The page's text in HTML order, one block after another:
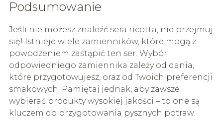
Podsumowanie
Jeśli nie możesz znaleźć sera ricotta, nie przejmuj
się! Istnieje wiele zamienników, które mogą z
powodzeniem zastąpić ten ser. Wybór
odpowiedniego zamiennika zależy od dania,
które przygotowujesz, oraz od Twoich preferencji
smakowych. Pamiętaj jednak, aby zawsze
wybierać produkty wysokiej jakości – to one są
kluczem do przygotowania pysznych potraw.